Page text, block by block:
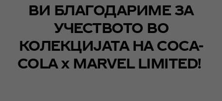
ВИ БЛАГОДАРИМЕ ЗА
УЧЕСТВОТО ВО
КОЛЕКЦИЈАТА НА COCA-
COLA x MARVEL LIMITED!